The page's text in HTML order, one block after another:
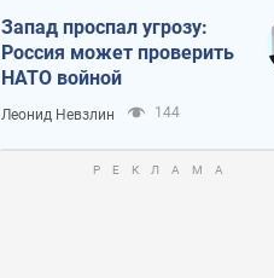
Запад проспал угрозу:
Россия может проверить
НАТО войной
Леонид Невзлин 144